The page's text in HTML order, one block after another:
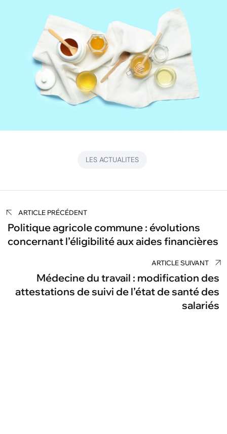
LES ACTUALITES
Navigation
de
l’article
ARTICLE PRÉCÉDENT
Politique agricole commune : évolutions
concernant l’éligibilité aux aides financières
ARTICLE SUIVANT
Médecine du travail : modification des
attestations de suivi de l’état de santé des
salariés